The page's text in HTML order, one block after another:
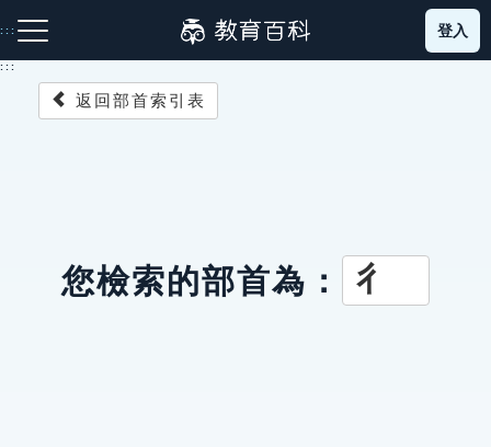
到
主
::: 登入
:::
返回部首索引表
您檢索的部首為： 彳